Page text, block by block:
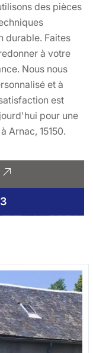
des pièces
durable. Faites
à votre
Nous nous
et à
est
pour une
Arnac, 15150.